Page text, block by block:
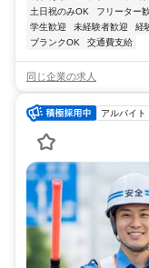
土日祝のみOK
フリーター
学生歓迎
未経験者歓迎 経
ブランクOK
交通費支給
同じ企業の求人
アルバイト